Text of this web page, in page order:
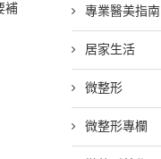
補 專業醫美指南
居家生活
微整形
微整形專欄